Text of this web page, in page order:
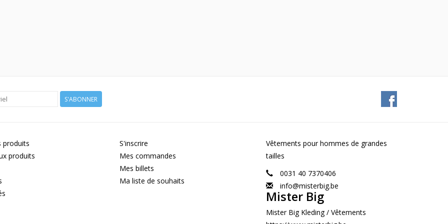
S'ABONNER
produits
produits
S'inscrire
Mes commandes
Mes billets
Ma liste de souhaits
Vêtements pour hommes de grandes
tailles
0031 40 7370406
info@misterbig.be
Mister Big
Mister Big Kleding / Vêtements